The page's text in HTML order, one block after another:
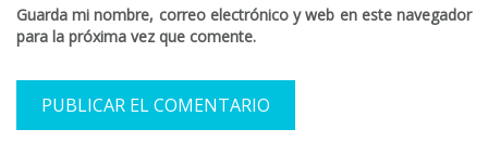
Guarda mi nombre, correo electrónico y web en este navegador
para la próxima vez que comente.